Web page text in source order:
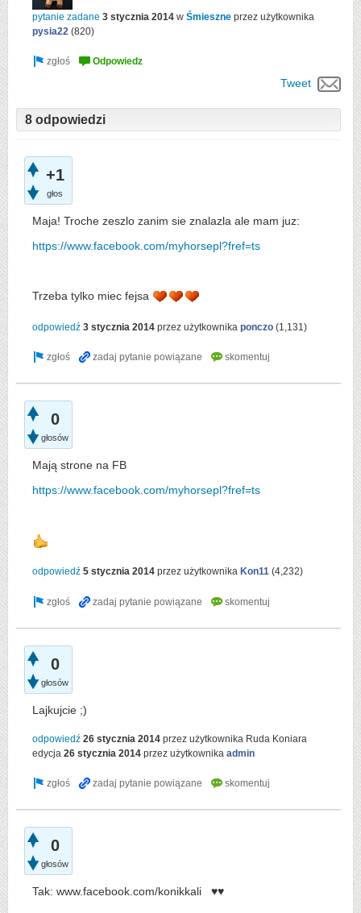
pytanie zadane 3 stycznia 2014 w Śmieszne przez użytkownika
pysia22 (820)
Tweet
8 odpowiedzi
+1
głos
Maja! Troche zeszlo zanim sie znalazla ale mam juz:
https://www.facebook.com/myhorsepl?fref=ts
Trzeba tylko miec fejsa
odpowiedź 3 stycznia 2014 przez użytkownika ponczo (1,131 )
0
głosów
Mają strone na FB
https://www.facebook.com/myhorsepl?fref=ts
odpowiedź 5 stycznia 2014 przez użytkownika Kon11 (4,232)
0
głosów
Lajkujcie ;)
odpowiedź 26 stycznia 2014 przez użytkownika Ruda Koniara
edycja 26 stycznia 2014 przez użytkownika admin
0
głosów
Tak: www.facebook.com/konikkali ♥♥